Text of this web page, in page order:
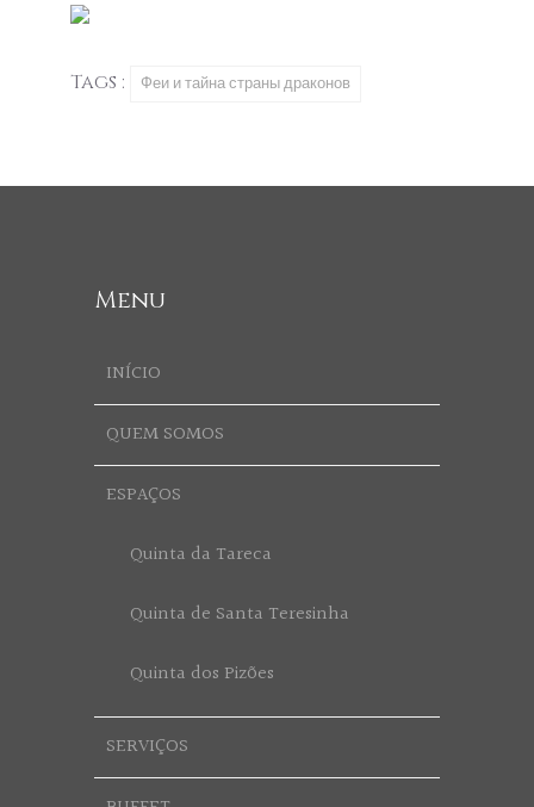
Tags : Феи и тайна страны драконов
Menu
INÍCIO
QUEM SOMOS
ESPAÇOS
Quinta da Tareca
Quinta de Santa Teresinha
Quinta dos Pizões
SERVIÇOS